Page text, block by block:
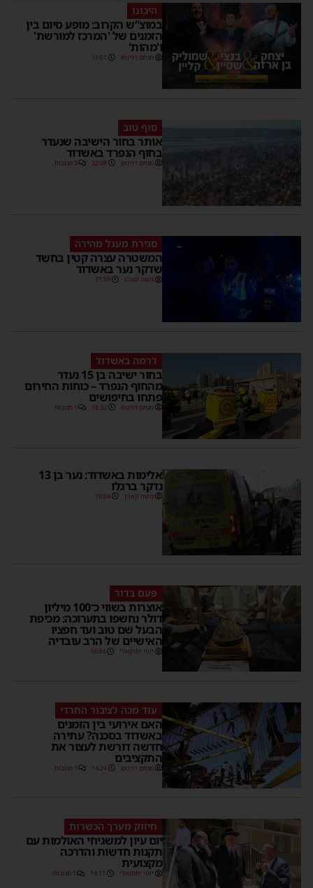
היכונו
במוצ”ש הקרוב: מופע סיום בין
הזמנים של 'המרכז למורשת'
ו'מהות'
מנחם דויטש 11:01
סוף טוב
אותר בחור הישיבה שנעדר
בחוף הנפרד באשדוד
מנחם דויטש 22:08 3 תגובות
סגירת מעגל מהירה
המשטרה עצרה קטין בחשד
שדקר נער באשדוד
משה קאהן 21:59
דרמה באשדוד
בחור ישיבה בן 15 נעדר
מהחוף הנפרד – כוחות החירום
פתחו בחיפושים
מנחם דויטש 18:32 1 תגובות
אלימות באשדוד: נער בן 13
נדקר ברגלו
משה קאהן 18:04
פעם בדור
אוצרות בשווי כ־100 מיליון
דולר נחשפו בתערוכה: מכיפת
הבעל שם טוב ועד חפציו
האישיים של הרב עובדיה
יוסי יחזקאלי 16:34
עוד מכה לציבור החרדי
האם אירועי בין הזמנים
באשדוד בסכנה? עתירה
חדשה דורשת לעצור את
התקציבים
מנחם דויטש 14:24 1 תגובות
חיזוק מערך הכשרות
יום עיון למשגיחי האולמות עם
תקנות חדשות והדרכה
מקצועית
יוסי יחזקאלי 14:11 1 תגובות